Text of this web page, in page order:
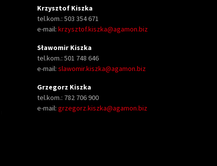
Krzysztof Kiszka
tel.kom.: 503 354 671
e-mail: krzysztof.kiszka@agamon.biz
Sławomir Kiszka
tel.kom.: 501 748 646
e-mail: slawomir.kiszka@agamon.biz
Grzegorz Kiszka
tel.kom.: 782 706 900
e-mail: grzegorz.kiszka@agamon.biz